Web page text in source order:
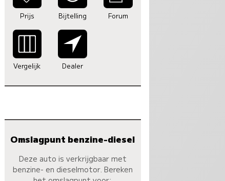
Prijs Bijtelling Forum
Vergelijk Dealer
Omslagpunt benzine-diesel
Deze auto is verkrijgbaar met
benzine- en dieselmotor. Bereken